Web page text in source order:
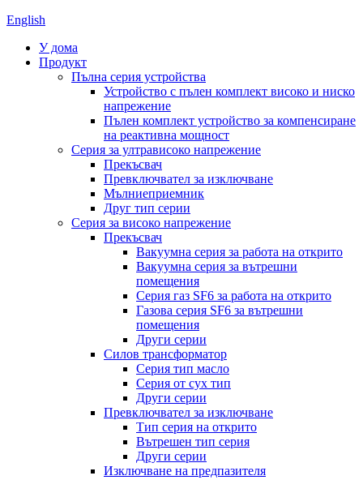
English
У дома
Продукт
Пълна серия устройства
Устройство с пълен комплект високо и ниско
напрежение
Пълен комплект устройство за компенсиране
на реактивна мощност
Серия за ултрависоко напрежение
Прекъсвач
Превключвател за изключване
Мълниеприемник
Друг тип серии
Серия за високо напрежение
Прекъсвач
Вакуумна серия за работа на открито
Вакуумна серия за вътрешни
помещения
Серия газ SF6 за работа на открито
Газова серия SF6 за вътрешни
помещения
Други серии
Силов трансформатор
Серия тип масло
Серия от сух тип
Други серии
Превключвател за изключване
Тип серия на открито
Вътрешен тип серия
Други серии
Изключване на предпазителя